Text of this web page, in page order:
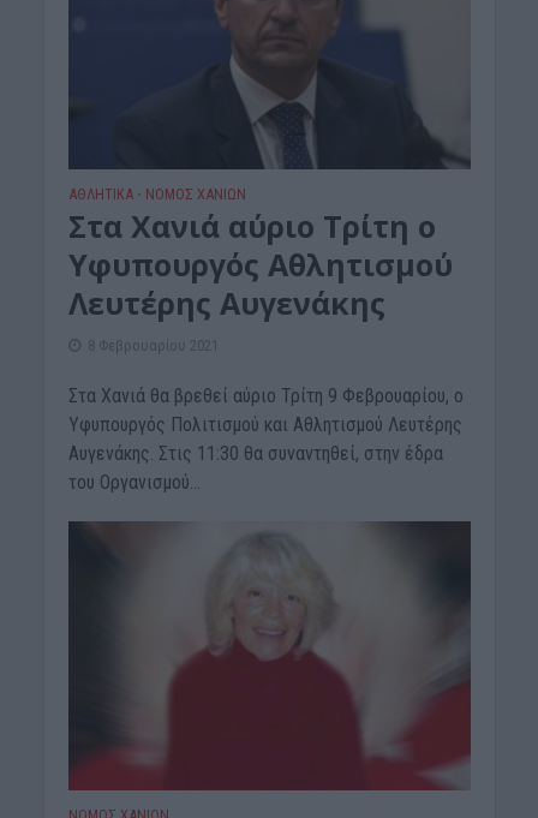
ΑΘΛΗΤΙΚΑ • ΝΟΜΌΣ ΧΑΝΊΩΝ
Στα Χανιά αύριο Τρίτη ο
Υφυπουργός Αθλητισμού
Λευτέρης Αυγενάκης
8 Φεβρουαρίου 2021
Στα Χανιά θα βρεθεί αύριο Τρίτη 9 Φεβρουαρίου, ο
Υφυπουργός Πολιτισμού και Αθλητισμού Λευτέρης
Αυγενάκης. Στις 11:30 θα συναντηθεί, στην έδρα
του Οργανισμού...